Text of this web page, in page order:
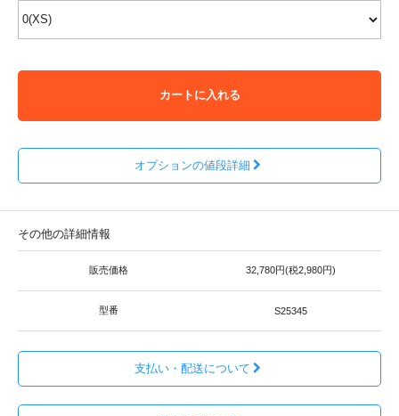
カートに入れる
オプションの値段詳細
その他の詳細情報
販売価格 32,780円(税2,980円)
型番 S25345
支払い・配送について